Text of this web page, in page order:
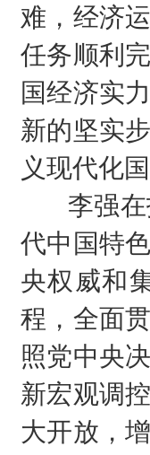
难，经济
任务顺利
国经济实
新的坚实
义现代化
李强在
代中国特
央权威和
程，全面
照党中央
新宏观调
大开放，